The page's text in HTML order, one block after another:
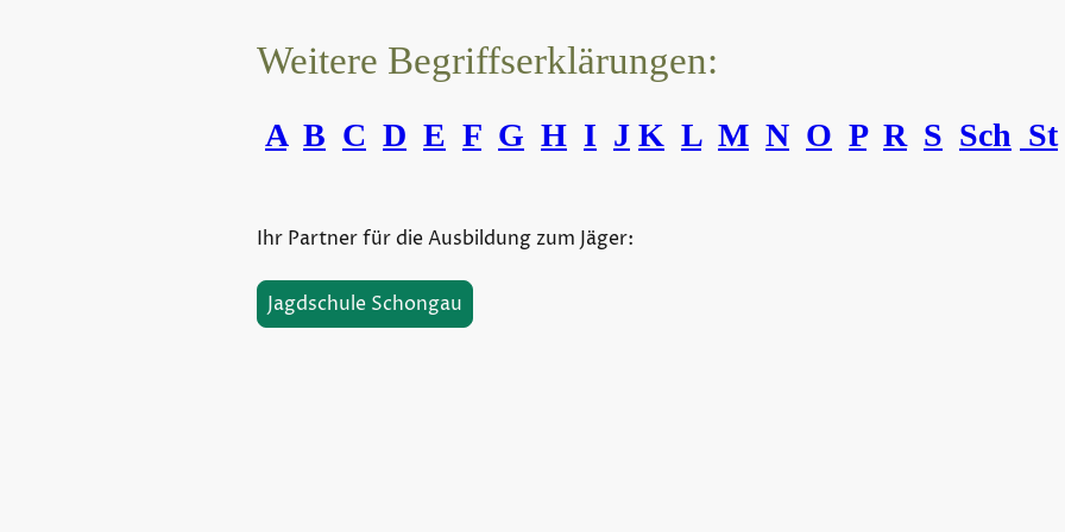
Weitere Begriffserklärungen:
A B C D E F G H I J K L M N O P R S Sch St
Ihr Partner für die Ausbildung zum Jäger:
Jagdschule Schongau